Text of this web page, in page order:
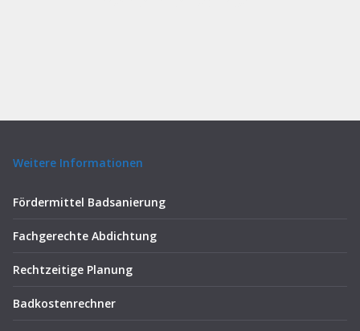
Weitere Informationen
Fördermittel Badsanierung
Fachgerechte Abdichtung
Rechtzeitige Planung
Badkostenrechner